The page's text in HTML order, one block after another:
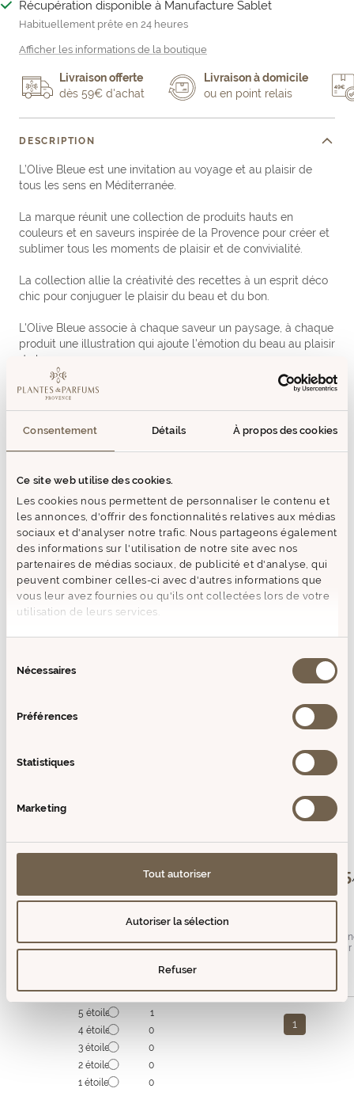
Consentement Détails À propos des cookies
Ce site web utilise des cookies.
Les cookies nous permettent de personnaliser le contenu et
les annonces, d'offrir des fonctionnalités relatives aux médias
sociaux et d'analyser notre trafic. Nous partageons également
des informations sur l'utilisation de notre site avec nos
partenaires de médias sociaux, de publicité et d'analyse, qui
peuvent combiner celles-ci avec d'autres informations que
vous leur avez fournies ou qu'ils ont collectées lors de votre
utilisation de leurs services.
duNécessaires
Préférences
Statistiques
Marketing
Tout autoriser
Autoriser la sélection
Refuser
Récupération disponible à Manufacture Sablet
Habituellement prête en 24 heures
Afficher les informations de la boutique
Livraison offerte
dès 59€ d'achat
Livraison à domicile
ou en point relais
DESCRIPTION
L’Olive Bleue est une invitation au voyage et au plaisir de
tous les sens en Méditerranée.
La marque réunit une collection de produits hauts en
couleurs et en saveurs inspirée de la Provence pour créer et
sublimer tous les moments de plaisir et de convivialité.
La collection allie la créativité des recettes à un esprit déco
chic pour conjuguer le plaisir du beau et du bon.
L'Olive Bleue associe à chaque saveur un paysage, à chaque
produit une illustration qui ajoute l'émotion du beau au plaisir
du bon.
Chaque produit est imaginé pour donner à chaque moment
et un air de fête à partager tout au long de l'année en
COMPOSITION
+ D'INFOS
PRODUITS SIMILAIRES
de
vente
5 étoiles
1
4 étoiles
0
3 étoiles
0
2 étoiles
0
1 étoile 0
5
T3rès bon produit
, suite à
expérience du01/12/2024 par
1